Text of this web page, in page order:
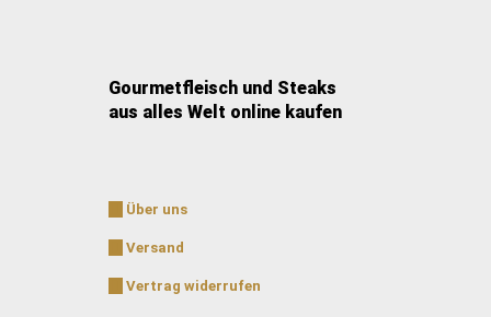
Gourmetfleisch und Steaks
aus alles Welt online kaufen
Über uns
Versand
Vertrag widerrufen